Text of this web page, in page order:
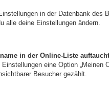
in der Datenbank
alle deine Einstellungen ändern.
in der Online-Liste
eine Option
Besucher gezählt.